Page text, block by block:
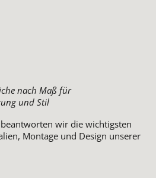
nach Maß für
und Stil
wir die wichtigsten
Montage und Design unserer